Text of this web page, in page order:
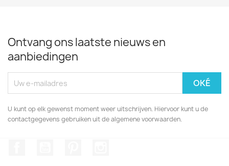
Ontvang ons laatste nieuws en
aanbiedingen
U kunt op elk gewenst moment weer uitschrijven. Hiervoor kunt u de
contactgegevens gebruiken uit de algemene voorwaarden.